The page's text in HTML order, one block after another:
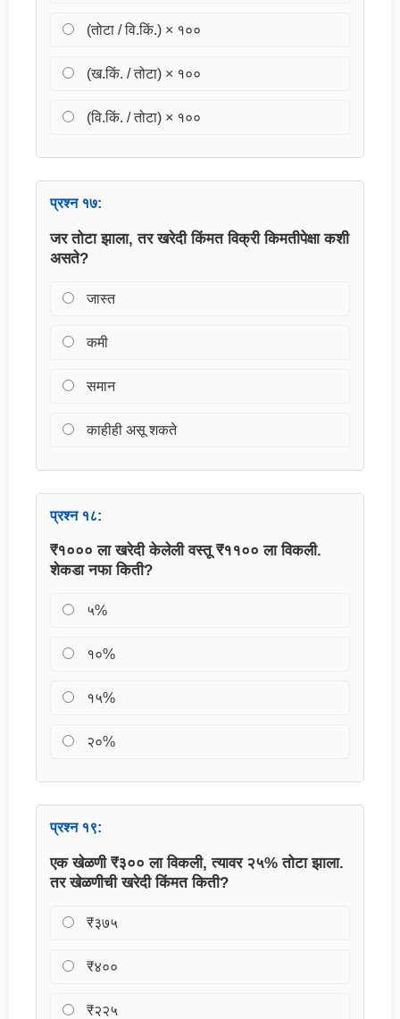
(तोटा / वि.किं.) × १००
(ख.किं. / तोटा) × १००
(वि.किं. / तोटा) × १००
प्रश्न १७:
जर तोटा झाला, तर खरेदी किंमत विक्री किमतीपेक्षा कशी
असते?
जास्त
कमी
समान
काहीही असू शकते
प्रश्न १८:
₹१००० ला खरेदी केलेली वस्तू ₹११०० ला विकली.
शेकडा नफा किती?
५%
१०%
१५%
२०%
प्रश्न १९:
एक खेळणी ₹३०० ला विकली, त्यावर २५% तोटा झाला.
तर खेळणीची खरेदी किंमत किती?
₹३७५
₹४००
₹२२५